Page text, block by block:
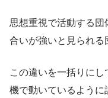
思想重視で活動する
合いが強いと見られる
この違いを一括りに
機で動いているように